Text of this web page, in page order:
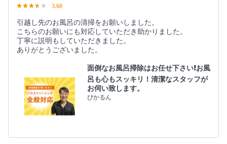
3.60
引越し先のお風呂の清掃をお願いしました。
こちらのお願いにも対応していただき助かりました。
丁寧に説明もしていただきました。
ありがとうございました。
面倒なお風呂掃除はお任せ下さい❗️お風
呂も心もスッキリ！清潔なスタッフが
お伺い致します。
ぴかるん